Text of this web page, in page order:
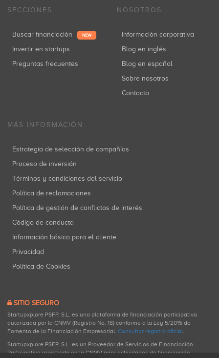
SECCIONES
Buscar financiación NEW
Invertir en startups
Preguntas frecuentes
NOSOTROS
Información corporativa
Blog en inglés
Blog en español
Sobre nosotros
Contacto
MÁS INFORMACIÓN
Estrategia de selección de compañías
Proceso de inversión
Términos y condiciones del servicio
Política de reclamaciones
Política de gestión de conflictos de interés
Código de conducta
Información básica para el cliente
Privacidad
Política de Cookies
SITIO SEGURO
Startupxplore PSFP, S.L. es una plataforma de financiación participativa
autorizada por la CNMV (Registro No. 18) conforme a la Ley 5/2015 de
Fomento de la Financiación Empresarial. Consultar registro oficial.
Startupxplore PSFP, S.L. es un Proveedor de Servicios de Financiación
Participativa registrado en la CNMV para actividades de financiación